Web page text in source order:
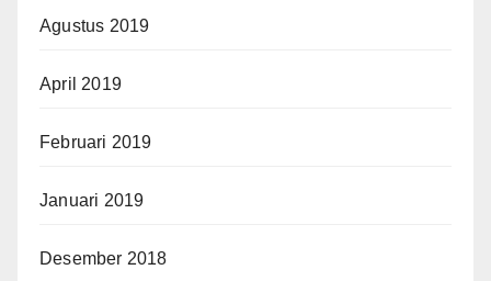
Agustus 2019
April 2019
Februari 2019
Januari 2019
Desember 2018